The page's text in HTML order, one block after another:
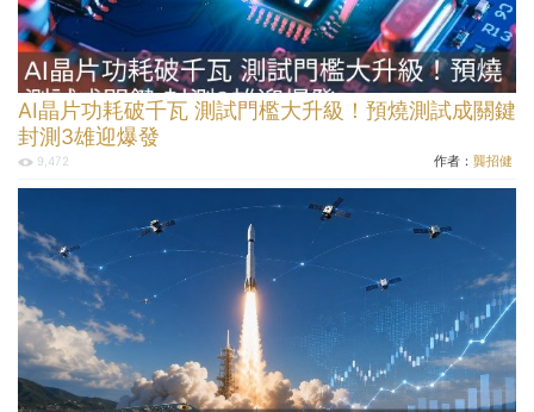
AI晶片功耗破千瓦 測試門檻大升級！預燒測試成關鍵
封測3雄迎爆發
9,472 作者： 龔招健